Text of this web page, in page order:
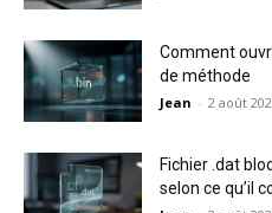
Comment
de méthode
Jean - 2 août
Fichier .dat
selon ce qu’il